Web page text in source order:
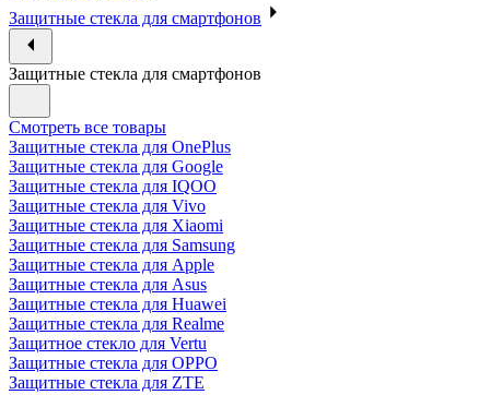
Защитные стекла для смартфонов
Защитные стекла для смартфонов
Смотреть все товары
Защитные стекла для OnePlus
Защитные стекла для Google
Защитные стекла для IQOO
Защитные стекла для Vivo
Защитные стекла для Xiaomi
Защитные стекла для Samsung
Защитные стекла для Apple
Защитные стекла для Asus
Защитные стекла для Huawei
Защитные стекла для Realme
Защитное стекло для Vertu
Защитные стекла для OPPO
Защитные стекла для ZTE